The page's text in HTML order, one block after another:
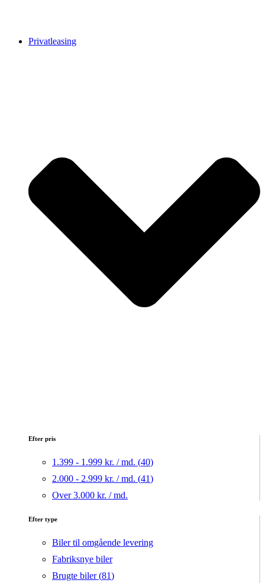
Privatleasing
Efter pris
1.399 - 1.999 kr. / md. (40)
2.000 - 2.999 kr. / md. (41)
Over 3.000 kr. / md.
Efter type
Biler til omgående levering
Fabriksnye biler
Brugte biler (81)